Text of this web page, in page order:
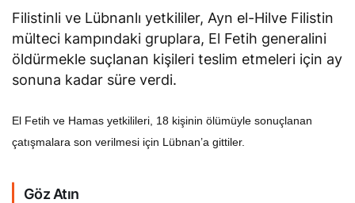
Filistinli ve Lübnanlı yetkililer, Ayn el-Hilve Filistin
mülteci kampındaki gruplara, El Fetih generalini
öldürmekle suçlanan kişileri teslim etmeleri için ay
sonuna kadar süre verdi.
El Fetih ve Hamas yetkilileri, 18 kişinin ölümüyle sonuçlanan
çatışmalara son verilmesi için Lübnan’a gittiler.
Göz Atın